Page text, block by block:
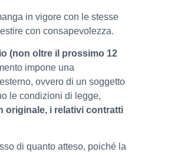
in vigore con le stesse
con consapevolezza.
(non oltre il prossimo 12
impone una
ovvero di un soggetto
le condizioni di legge,
originale, i relativi contratti
di quanto atteso, poiché la